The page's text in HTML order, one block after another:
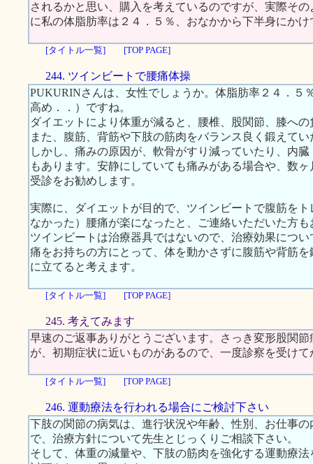
されるかと思い、購入を考えているのですが、実際そ
に私の体脂肪率は２４．５％、おなかから下半身にか
[タイトル一覧] [TOP PAGE]
244. ツインビートで腰痛体操
PUKURINさんは、女性でしょうか。体脂肪率２４．５
高め．．）ですね。
ダイエットにより体重が減ると、腰椎、股関節、膝へ
また、腹筋、背筋や下肢の筋肉をバランス良く鍛えて
しかし、痛みの原因が、軟骨がすり減っていたり、内
もあります。安静にしていても痛みがある場合や、数
受診をお勧めします。
実際に、ダイエットが目的で、ツインビートで腹筋を
なかった）腰痛が楽になったと、ご連絡いただいた方も
ツインビートは治療器具ではないので、治療効果につ
痛をお持ちの方にとって、体を動かさずに腹筋や背筋
に立てると考えます。
[タイトル一覧] [TOP PAGE]
245. 考えてみます
早速のご返事ありがとうございます。さっき変形股関
が、初期症状に近いものがあるので、一度診察を受け
[タイトル一覧] [TOP PAGE]
246. 運動療法を行われる場合にご検討下さい
下肢の関節の病気は、進行状況や年齢、性別、お仕事
で、治療方針について先生とじっくりご相談下さい。
そして、体重の減量や、下肢の筋肉を強化する運動療